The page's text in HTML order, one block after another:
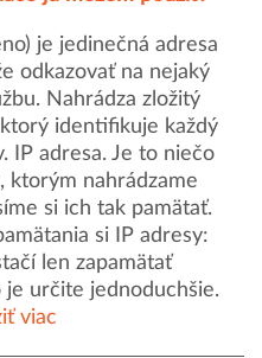
je jedinečná adresa
odkazovať na nejaký
Nahrádza zložitý
identifikuje každý
IP adresa. Je to niečo
ktorým nahrádzame
si ich tak pamätať.
si IP adresy:
len zapamätať
určite jednoduchšie.
viac